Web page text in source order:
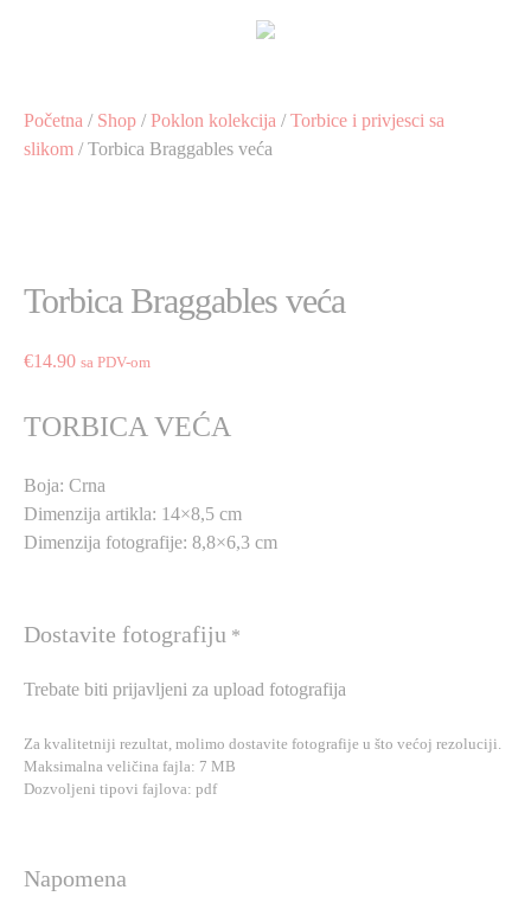
Početna / Shop /Poklon kolekcija /Torbice i privjesci sa
slikom / Torbica Braggables veća
Torbica Braggables veća
€14.90 sa PDV-om
TORBICA VEĆA
Boja: Crna
Dimenzija artikla: 14×8,5 cm
Dimenzija fotografije: 8,8×6,3 cm
Dostavite fotografiju *
Trebate biti prijavljeni za upload fotografija
Za kvalitetniji rezultat, molimo dostavite fotografije u što većoj rezoluciji.
Maksimalna veličina fajla: 7 MB
Dozvoljeni tipovi fajlova: pdf
Napomena